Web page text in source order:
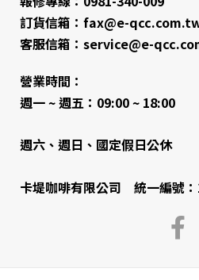
訂貨信箱：fax@e-
客服信箱：service@e-
營業時間：
週一 ~ 週五：09:00 ~ 18:00
週六、週日、國定假日公休
卡堤咖啡有限公司 統一編號